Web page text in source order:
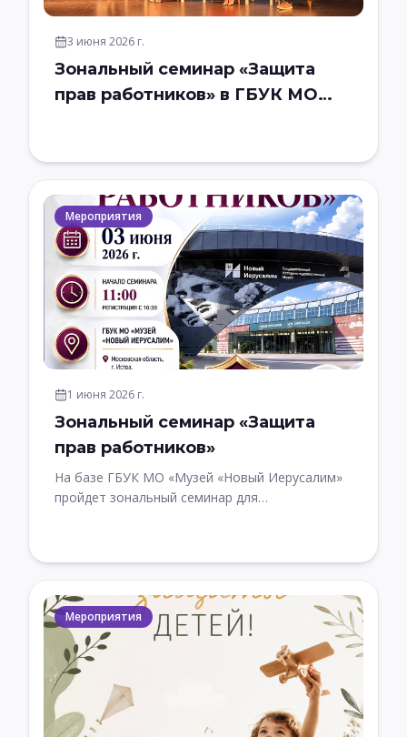
3 июня 2026 г.
Зональный семинар «Защита
прав работников» в ГБУК МО
Мероприятия
1 июня 2026 г.
Зональный семинар «Защита
прав работников»
На базе ГБУК МО «Музей «Новый Иерусалим»
пройдет зональный семинар для
Мероприятия